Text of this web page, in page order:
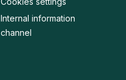
Internal information
channel